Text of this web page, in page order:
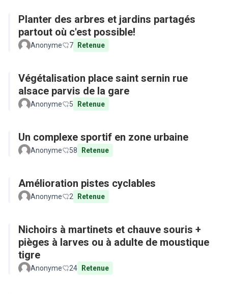
Planter des arbres et jardins partagés
partout où c'est possible!
Anonyme 7 Retenue
Végétalisation place saint sernin rue
alsace parvis de la gare
Anonyme 5 Retenue
Un complexe sportif en zone urbaine
Anonyme 58 Retenue
Amélioration pistes cyclables
Anonyme 2 Retenue
Nichoirs à martinets et chauve souris +
pièges à larves ou à adulte de moustique
tigre
Anonyme 24 Retenue